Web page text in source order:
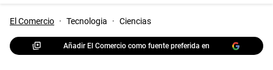
El Comercio · Tecnologia · Ciencias
Añadir El Comercio como fuente preferida en